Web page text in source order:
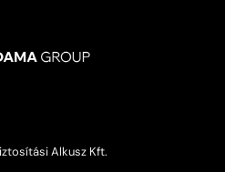
Alkusz Kft.